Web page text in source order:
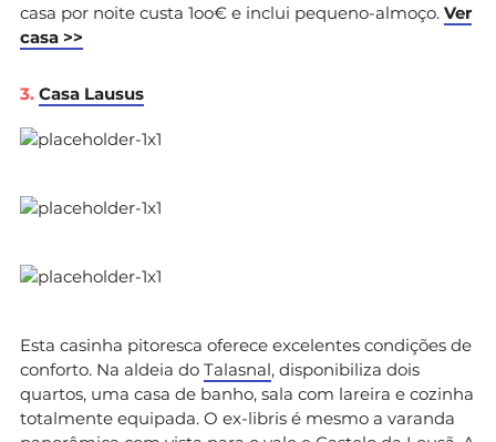
casa por noite custa 1oo€ e inclui pequeno-almoço. Ver
casa >>
3. Casa Lausus
Esta casinha pitoresca oferece excelentes condições de
conforto. Na aldeia do Talasnal, disponibiliza dois
quartos, uma casa de banho, sala com lareira e cozinha
totalmente equipada. O ex-libris é mesmo a varanda